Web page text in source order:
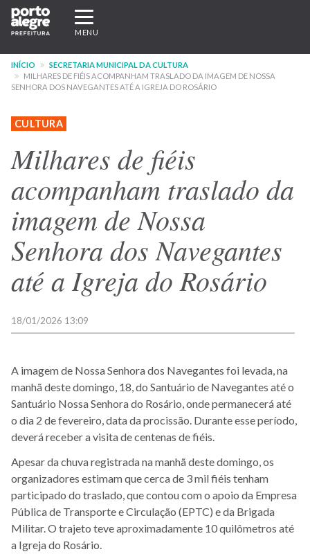
Pular
para
conteúdo
principal
Expandir/recolher
navegação
MENU
INÍCIO
SECRETARIA MUNICIPAL DA CULTURA
MILHARES DE FIÉIS ACOMPANHAM TRASLADO DA IMAGEM DE NOSSA
SENHORA DOS NAVEGANTES ATÉ A IGREJA DO ROSÁRIO
CULTURA
Milhares de fiéis
acompanham traslado da
imagem de Nossa
Senhora dos Navegantes
até a Igreja do Rosário
18/01/2026 13:09
A imagem de Nossa Senhora dos Navegantes foi levada, na
manhã deste domingo, 18, do Santuário de Navegantes até o
Santuário Nossa Senhora do Rosário, onde permanecerá até
o dia 2 de fevereiro, data da procissão. Durante esse período,
deverá receber a visita de centenas de fiéis.
Apesar da chuva registrada na manhã deste domingo, os
organizadores estimam que cerca de 3 mil fiéis tenham
participado do traslado, que contou com o apoio da Empresa
Pública de Transporte e Circulação (EPTC) e da Brigada
Militar. O trajeto teve aproximadamente 10 quilômetros até
a Igreja do Rosário.